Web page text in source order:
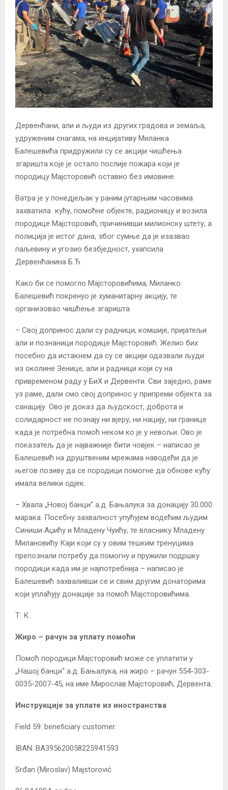
Дервенћани, али и људи из других градова и земаља,
удруженим снагама, на инцијативу Миланка
Балешевића придружили су се акцији чишћења
згаришта које је остало послије пожара који је
породицу Мајсторовић оставио без имовине.
Ватра је у понедјељак у раним јутарњим часовима
захватила кућу, помоћне објекте, радионицу и возила
породице Мајсторовић, причинивши милионску штету, а
полиција је истог дана, због сумње да је изазвао
паљевину и угозио безбједност, ухапсила
Дервенћанина Б.Ђ.
Како би се помогло Мајсторовићима, Миланко
Балешевић покренуо је хуманитарну акцију, те
организовао чишћење згаришта.
– Свој допринос дали су радници, комшије, пријатељи
али и познаници породице Мајсторовић. Желио бих
посебно да истакнем да су се акцији одазвали људи
из околине Зенице, али и радници који су на
привременом раду у БиХ и Дервенти. Сви заједно, раме
уз раме, дали смо свој допринос у припреми објекта за
санацију. Ово је доказ да људскост, доброта и
солидарност не познају ни вјеру, ни нацију, ни границе
када је потребна помоћ неком ко је у невољи. Ово је
показатељ да је најважније бити човјек – написао је
Балешевић на друштвеним мрежама наводећи да је
његов позиву да се породици помогне да обнове кућу
имала велики одјек.
– Хвала „Новој банци“ а.д. Бањалука за донацију 30.000
марака. Посебну захвалност упућујем водећим људим
Синиши Аџићу и Младену Чуићу, те власнику Младену
Милановићу Каји који су у овим тешким тренуцима
препознали потребу да помогну и пружили подршку
породици када им је најпотребнија – написао је
Балешевић захваливши се и свим другим донаторима
који уплаћују донације за помоћ Мајсторовићима.
Т. К.
Жиро – рачун за уплату помоћи
Помоћ породици Мајсторовић може се уплатити у
„Нашој банци“ а.д. Бањалука, на жиро – рачун 554-303-
0035-2007-45, на име Мирослав Мајсторовић, Дервента.
Инструкције за уплате из иностранства
Field 59: beneficiary customer:
IBAN: BA395620058225941593
Srđan (Miroslav) Majstorović